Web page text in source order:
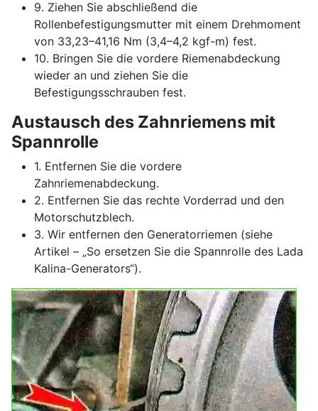
9. Ziehen Sie abschließend die
Rollenbefestigungsmutter mit einem Drehmoment
von 33,23–41,16 Nm (3,4–4,2 kgf-m) fest.
10. Bringen Sie die vordere Riemenabdeckung
wieder an und ziehen Sie die
Befestigungsschrauben fest.
Austausch des Zahnriemens mit
Spannrolle
1. Entfernen Sie die vordere
Zahnriemenabdeckung.
2. Entfernen Sie das rechte Vorderrad und den
Motorschutzblech.
3. Wir entfernen den Generatorriemen (siehe
Artikel – „So ersetzen Sie die Spannrolle des Lada
Kalina-Generators“).